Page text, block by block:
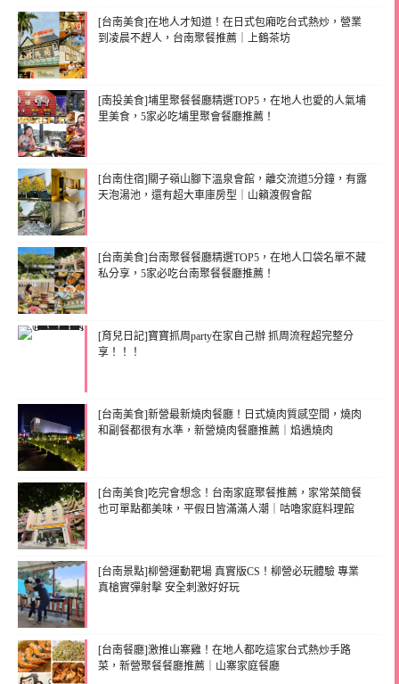
[台南美食]在地人才知道！在日式包廂吃台式熱炒，營業
到凌晨不趕人，台南聚餐推薦｜上鶴茶坊
[南投美食]埔里聚餐餐廳精選TOP5，在地人也愛的人氣埔
里美食，5家必吃埔里聚會餐廳推薦！
[台南住宿]關子嶺山腳下溫泉會館，離交流道5分鐘，有露
天泡湯池，還有超大車庫房型｜山籟渡假會館
[台南美食]台南聚餐餐廳精選TOP5，在地人口袋名單不藏
私分享，5家必吃台南聚餐餐廳推薦！
[育兒日記]寶寶抓周party在家自己辦 抓周流程超完整分
享！！！
[台南美食]新營最新燒肉餐廳！日式燒肉質感空間，燒肉
和副餐都很有水準，新營燒肉餐廳推薦｜焰遇燒肉
[台南美食]吃完會想念！台南家庭聚餐推薦，家常菜簡餐
也可單點都美味，平假日皆滿滿人潮｜咕嚕家庭料理館
[台南景點]柳營運動靶場 真實版CS！柳營必玩體驗 專業
真槍實彈射擊 安全刺激好好玩
[台南餐廳]激推山寨雞！在地人都吃這家台式熱炒手路
菜，新營聚餐餐廳推薦｜山寨家庭餐廳